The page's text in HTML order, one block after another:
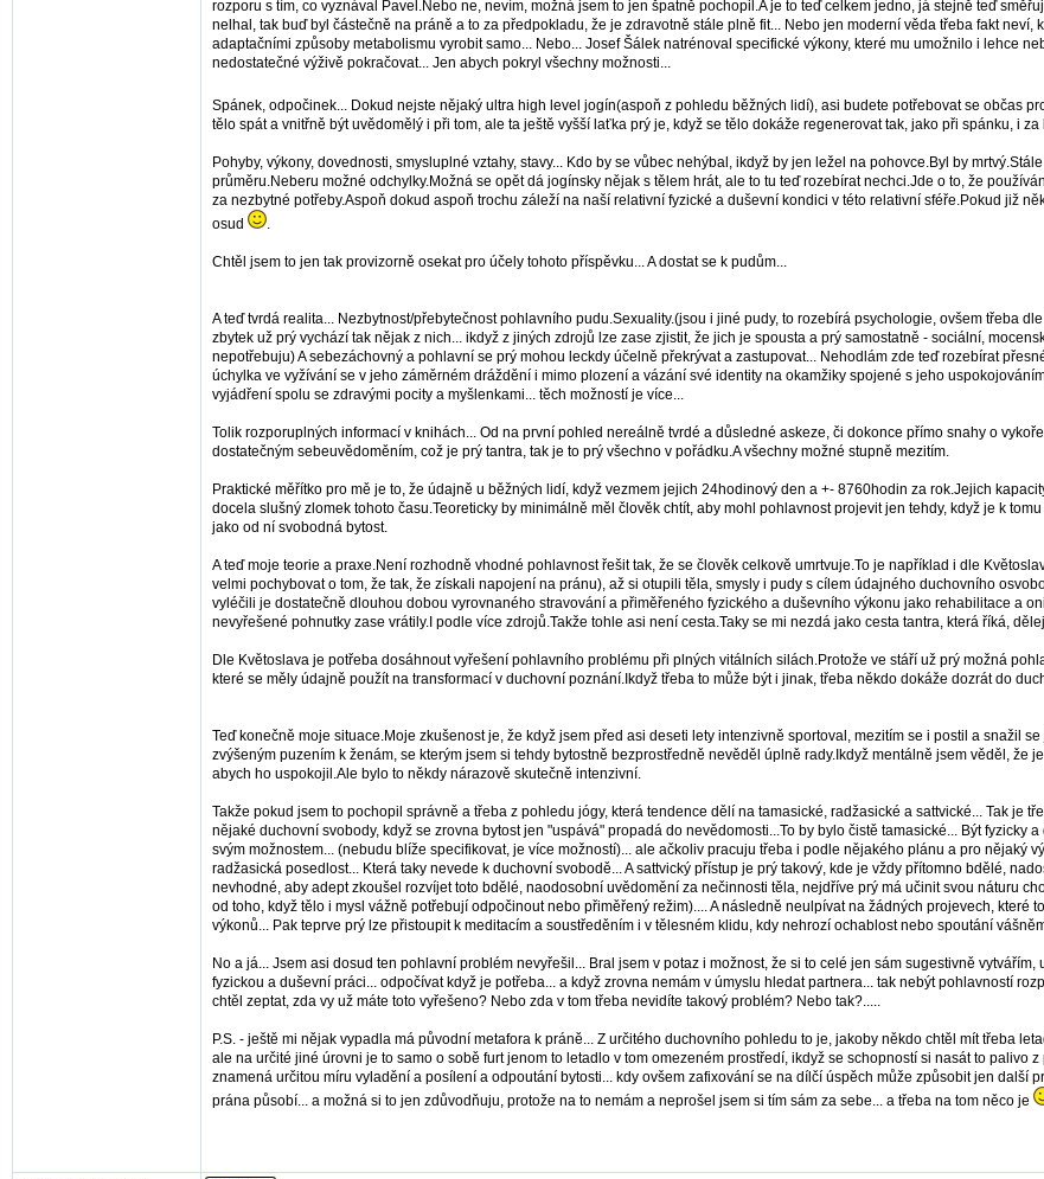
rozporu s tím, co vyznával Pavel.Nebo ne, nevím, možná jsem to jen špatně pochopil.A je to teď celkem jedno, já stejně teď
nelhal, tak buď byl částečně na práně a to za předpokladu, že je zdravotně stále plně fit... Nebo jen moderní věda třeba fakt
adaptačními způsoby metabolismu vyrobit samo... Nebo... Josef Šálek natrénoval specifické výkony, které mu umožnilo i lehce
nedostatečné výživě pokračovat... Jen abych pokryl všechny možnosti...
Spánek, odpočinek... Dokud nejste nějaký ultra high level jogín(aspoň z pohledu běžných lidí), asi budete potřebovat se občas
tělo spát a vnitřně být uvědomělý i při tom, ale ta ještě vyšší laťka prý je, když se tělo dokáže regenerovat tak, jako při spánku, i
Pohyby, výkony, dovednosti, smysluplné vztahy, stavy... Kdo by se vůbec nehýbal, ikdyž by jen ležel na pohovce.Byl by
průměru.Neberu možné odchylky.Možná se opět dá jogínsky nějak s tělem hrát, ale to tu teď rozebírat nechci.Jde o to, že
za nezbytné potřeby.Aspoň dokud aspoň trochu záleží na naší relativní fyzické a duševní kondici v této relativní sféře.Pokud již
osud
.
Chtěl jsem to jen tak provizorně osekat pro účely tohoto příspěvku... A dostat se k pudům...
A teď tvrdá realita... Nezbytnost/přebytečnost pohlavního pudu.Sexuality.(jsou i jiné pudy, to rozebírá psychologie, ovšem třeba
zbytek už prý vychází tak nějak z nich... ikdyž z jiných zdrojů lze zase zjistit, že jich je spousta a prý samostatně - sociální,
nepotřebuju) A sebezáchovný a pohlavní se prý mohou leckdy účelně překrývat a zastupovat... Nehodlám zde teď rozebírat
úchylka ve vyžívání se v jeho záměrném dráždění i mimo plození a vázání své identity na okamžiky spojené s jeho
vyjádření spolu se zdravými pocity a myšlenkami... těch možností je více...
Tolik rozporuplných informací v knihách... Od na první pohled nereálně tvrdé a důsledné askeze, či dokonce přímo snahy o
dostatečným sebeuvědoměním, což je prý tantra, tak je to prý všechno v pořádku.A všechny možné stupně mezitím.
Praktické měřítko pro mě je to, že údajně u běžných lidí, když vezmem jejich 24hodinový den a +- 8760hodin za rok.Jejich
docela slušný zlomek tohoto času.Teoreticky by minimálně měl člověk chtít, aby mohl pohlavnost projevit jen tehdy, když je k
jako od ní svobodná bytost.
A teď moje teorie a praxe.Není rozhodně vhodné pohlavnost řešit tak, že se člověk celkově umrtvuje.To je například i dle
velmi pochybovat o tom, že tak, že získali napojení na pránu), až si otupili těla, smysly i pudy s cílem údajného duchovního
vyléčili je dostatečně dlouhou dobou vyrovnaného stravování a přiměřeného fyzického a duševního výkonu jako rehabilitace a
nevyřešené pohnutky zase vrátily.I podle více zdrojů.Takže tohle asi není cesta.Taky se mi nezdá jako cesta tantra, která říká,
Dle Květoslava je potřeba dosáhnout vyřešení pohlavního problému při plných vitálních silách.Protože ve stáří už prý možná
které se měly údajně použít na transformací v duchovní poznání.Ikdyž třeba to může být i jinak, třeba někdo dokáže dozrát do
Teď konečně moje situace.Moje zkušenost je, že když jsem před asi deseti lety intenzivně sportoval, mezitím se i postil a snažil
zvýšeným puzením k ženám, se kterým jsem si tehdy bytostně bezprostředně nevěděl úplně rady.Ikdyž mentálně jsem věděl,
abych ho uspokojil.Ale bylo to někdy nárazově skutečně intenzivní.
Takže pokud jsem to pochopil správně a třeba z pohledu jógy, která tendence dělí na tamasické, radžasické a sattvické... Tak je
nějaké duchovní svobody, když se zrovna bytost jen "uspává" propadá do nevědomosti...To by bylo čistě tamasické... Být
svým možnostem... (nebudu blíže specifikovat, je více možností)... ale ačkoliv pracuju třeba i podle nějakého plánu a pro nějaký
radžasická posedlost... Která taky nevede k duchovní svobodě... A sattvický přístup je prý takový, kde je vždy přítomno bdělé,
nevhodné, aby adept zkoušel rozvíjet toto bdělé, naodosobní uvědomění za nečinnosti těla, nejdříve prý má učinit svou náturu
od toho, když tělo i mysl vážně potřebují odpočinout nebo přiměřený režim).... A následně neulpívat na žádných projevech,
výkonů... Pak teprve prý lze přistoupit k meditacím a soustředěním i v tělesném klidu, kdy nehrozí ochablost nebo spoutání
No a já... Jsem asi dosud ten pohlavní problém nevyřešil... Bral jsem v potaz i možnost, že si to celé jen sám sugestivně
fyzickou a duševní práci... odpočívat když je potřeba... a když zrovna nemám v úmyslu hledat partnera... tak nebýt pohlavností
chtěl zeptat, zda vy už máte toto vyřešeno? Nebo zda v tom třeba nevidíte takový problém? Nebo tak?.....
P.S. - ještě mi nějak vypadla má původní metafora k práně... Z určitého duchovního pohledu to je, jakoby někdo chtěl mít třeba
ale na určité jiné úrovni je to samo o sobě furt jenom to letadlo v tom omezeném prostředí, ikdyž se schopností si nasát to palivo
znamená určitou míru vyladění a posílení a odpoutání bytosti... kdy ovšem zafixování se na dílčí úspěch může způsobit jen další
prána působí... a možná si to jen zdůvodňuju, protože na to nemám a neprošel jsem si tím sám za sebe... a třeba na tom něco je